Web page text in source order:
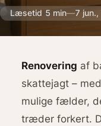
Læsetid 5 min—7
Renovering af
skattejagt –
mulige fælder,
træder forkert.